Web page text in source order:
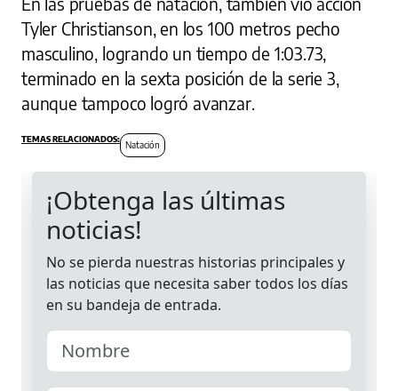
Tyler Christianson, en los 100 metros pecho
masculino, logrando un tiempo de 1:03.73,
terminado en la sexta posición de la serie 3,
aunque tampoco logró avanzar.
Natación